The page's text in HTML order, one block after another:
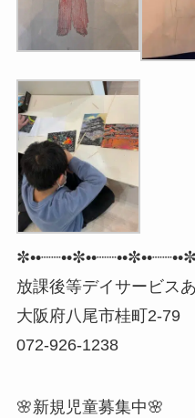
放課後等デイサービス
大阪府八尾市桂町2-79
072-926-1238
🌸新規児童募集中🌸